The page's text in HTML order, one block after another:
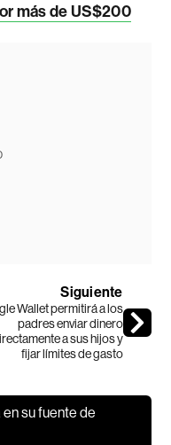
más de US$200
Siguiente
Wallet permitirá a los
padres enviar dinero
a sus hijos y
fijar límites de gasto
en su fuente de